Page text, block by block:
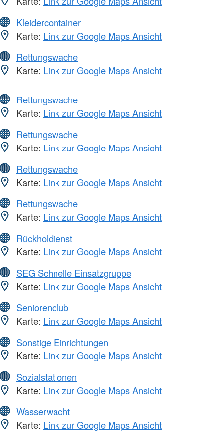
Kleidercontainer
Karte: Link zur Google Maps Ansicht
Rettungswache
Karte: Link zur Google Maps Ansicht
Rettungswache
Karte: Link zur Google Maps Ansicht
Rettungswache
Karte: Link zur Google Maps Ansicht
Rettungswache
Karte: Link zur Google Maps Ansicht
Rettungswache
Karte: Link zur Google Maps Ansicht
Rückholdienst
Karte: Link zur Google Maps Ansicht
SEG Schnelle Einsatzgruppe
Karte: Link zur Google Maps Ansicht
Seniorenclub
Karte: Link zur Google Maps Ansicht
Sonstige Einrichtungen
Karte: Link zur Google Maps Ansicht
Sozialstationen
Karte: Link zur Google Maps Ansicht
Wasserwacht
Karte: Link zur Google Maps Ansicht